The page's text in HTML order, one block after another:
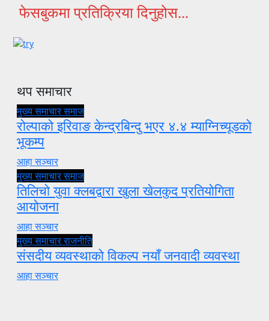
फेसबुकमा प्रतिक्रिया दिनुहोस...
थप समाचार
मुख्य समाचारसमाज
रोल्पाको इरिवाङ केन्द्रबिन्दु भएर ४.४ म्याग्निच्यूडको
भूकम्प
आहा सञ्चार
मुख्य समाचारसमाज
तिलिचो युवा क्लबद्वारा खुला खेलकुद प्रतियोगिता
आयोजना
आहा सञ्चार
मुख्य समाचारराजनीति
संसदीय व्यवस्थाको विकल्प नयाँ जनवादी व्यवस्था
आहा सञ्चार